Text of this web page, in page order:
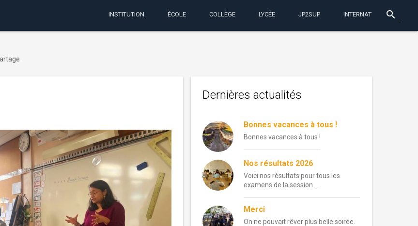
INSTITUTION ÉCOLE COLLÈGE LYCÉE JP2SUP INTERNAT search
Dernières actualités
Bonnes vacances à tous !
Bonnes vacances à tous !
Nos résultats 2026
Voici nos résultats pour tous les
examens de la session …
Merci
On ne pouvait rêver plus belle soirée.